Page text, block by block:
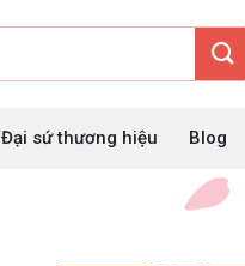
Đại sứ thương hiệu Blog